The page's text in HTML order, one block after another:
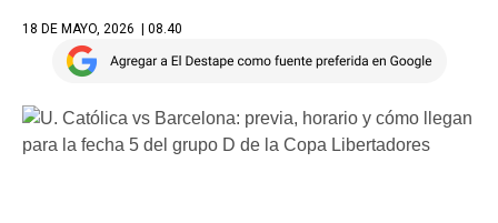
18 DE MAYO, 2026 | 08.40